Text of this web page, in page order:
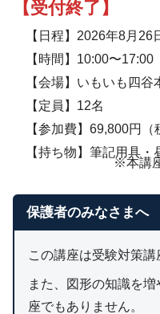
【受付終了】
【日程】2026年8月26
【時間】10:00〜17:00
【会場】いもいも四谷
【定員】12名
【参加費】69,800円（
【持ち物】筆記用具・
※本講
保護者のみなさまへ
この講座は受験対策講
また、図形の知識を
座でもありません。